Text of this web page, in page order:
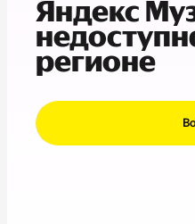
Яндекс
регионе